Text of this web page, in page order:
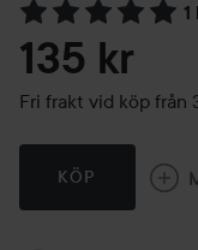
Hoppa till Betyg &
135 kr
Fri frakt vid köp från
KÖP